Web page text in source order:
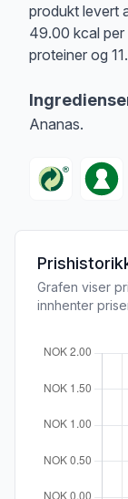
produkt levert
49.00 kcal
proteiner og
Ananas.
Grafen viser
innhenter